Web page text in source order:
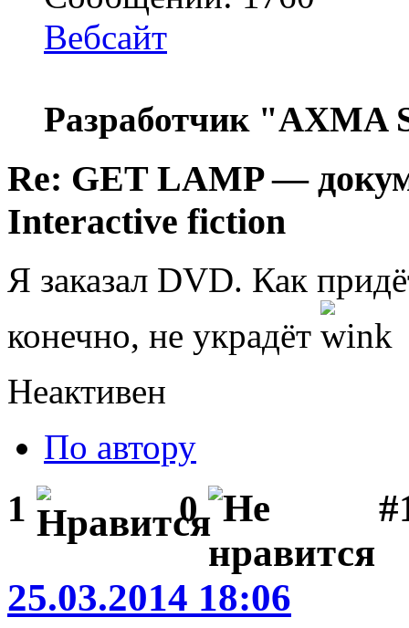
Вебсайт
Разработчик "AXMA
Re: GET LAMP —
Interactive fiction
Я заказал DVD. Как
конечно, не украдёт
Неактивен
По автору
1 0
25.03.2014 18:06